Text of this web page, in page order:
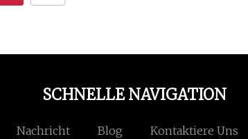
SCHNELLE NAVIGATION
Nachricht Blog Kontaktiere Uns